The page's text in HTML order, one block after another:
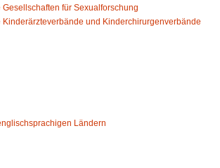
für Sexualforschung
Kinderärzteverbände und Kinderchirurgenverbände
Ländern